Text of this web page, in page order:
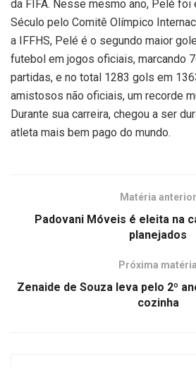
da FIFA. Nesse mesmo ano, Pelé foi
Século pelo Comitê Olímpico
a IFFHS, Pelé é o segundo maior
futebol em jogos oficiais, marcando
partidas, e no total 1283 gols em
amistosos não oficiais, um recorde
Durante sua carreira, chegou a ser
atleta mais bem pago do mundo.
Matéria anterior
Padovani Móveis é eleita na
planejados
Próxima matéria
Zenaide de Souza leva pelo 2º
cozinha